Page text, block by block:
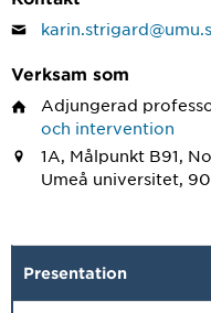
Verksam som
Adjungerad
och intervention
1A, Målpunkt B91,
Umeå universitet,
Presentation